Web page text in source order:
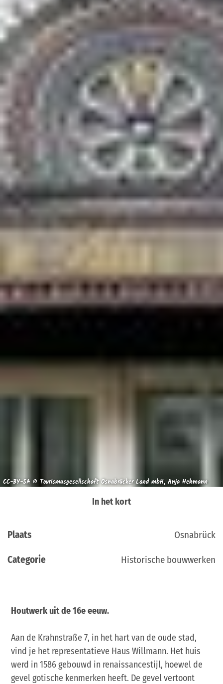
CC-BY-SA © Tourismusgesellschaft Osnabrücker Land mbH, Anja Hehmann
In het kort
Plaats Osnabrück
Categorie Historische bouwwerken
Houtwerk uit de 16e eeuw.
Aan de Krahnstraße 7, in het hart van de oude stad,
vind je het representatieve Haus Willmann. Het huis
werd in 1586 gebouwd in renaissancestijl, hoewel de
gevel gotische kenmerken heeft. De gevel vertoont